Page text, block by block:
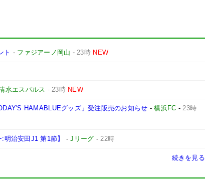
ト - ファジアーノ岡山 -23時 NEW
水エスパルス -23時 NEW
HAMABLUEグッズ」受注販売のお知らせ -横浜FC -23時
治安田J1 第1節】 -Jリーグ -22時
続きを見る